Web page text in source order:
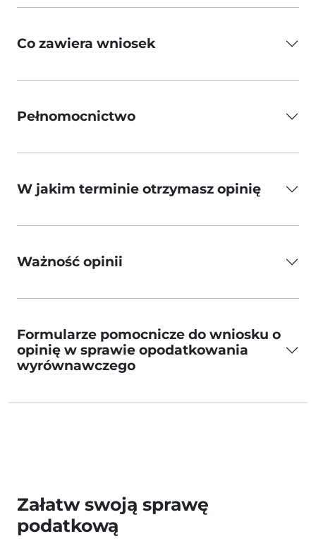
Co zawiera wniosek
Pełnomocnictwo
W jakim terminie otrzymasz opinię
Ważność opinii
Formularze pomocnicze do wniosku o
opinię w sprawie opodatkowania
wyrównawczego
Załatw swoją sprawę
podatkową